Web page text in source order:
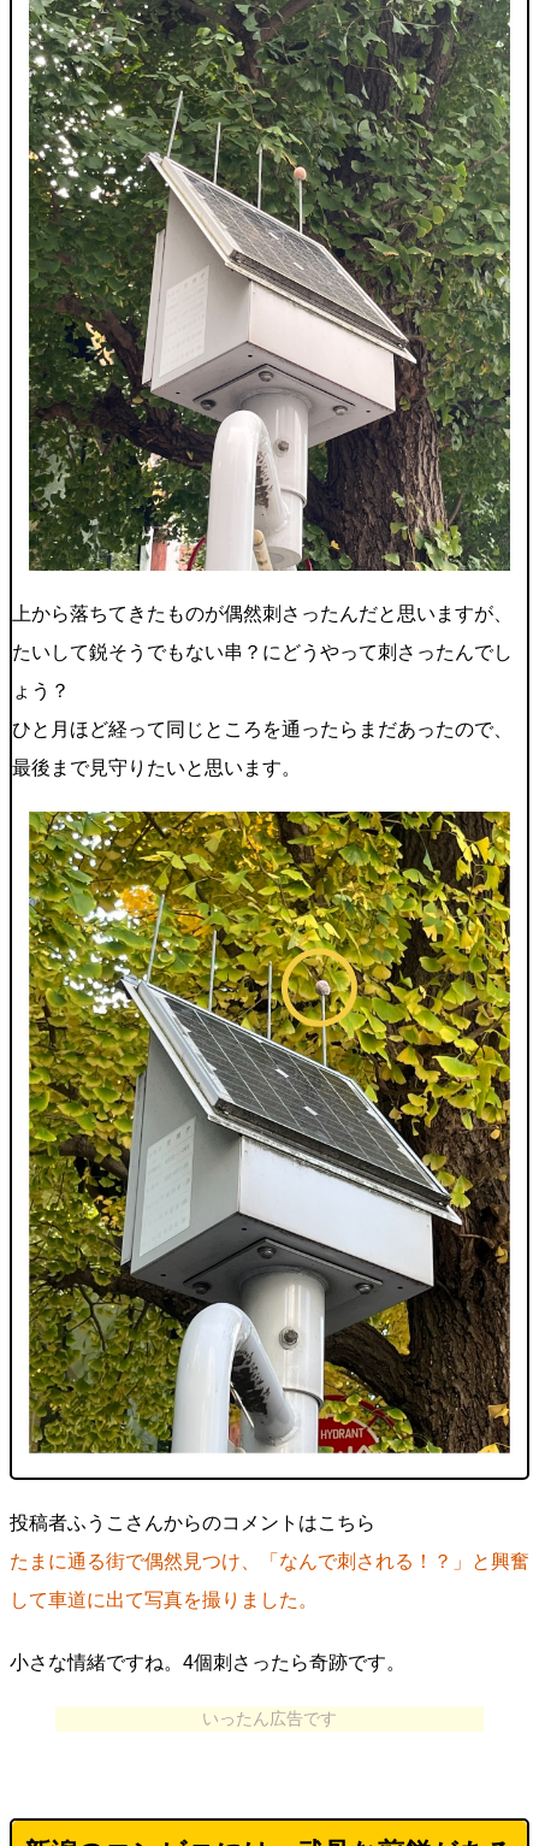
上から落ちてきたものが偶然刺さったんだと思いますが、
たいして鋭そうでもない串？にどうやって刺さったんでし
ょう？
ひと月ほど経って同じところを通ったらまだあったので、
最後まで見守りたいと思います。
投稿者ふうこさんからのコメントはこちら
たまに通る街で偶然見つけ、「なんで刺される！？」と興奮
して車道に出て写真を撮りました。
小さな情緒ですね。4個刺さったら奇跡です。
いったん広告です